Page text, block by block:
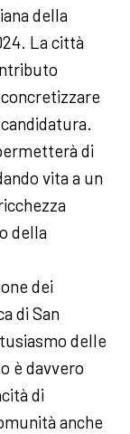
della
La città
di
vita a un
della
dei
di San
delle
è davvero
di
anche